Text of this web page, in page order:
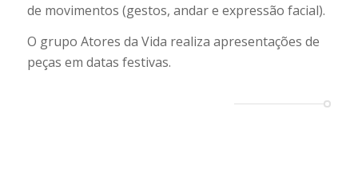
de movimentos (gestos, andar e expressão facial).
O grupo Atores da Vida realiza apresentações de
peças em datas festivas.